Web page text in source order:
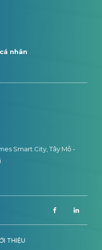
nhân
THIỆU
Smart City, Tây Mỗ -